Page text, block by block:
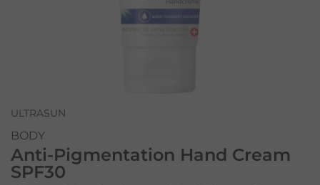
ULTRASUN
BODY
Anti-Pigmentation Hand Cream
SPF30